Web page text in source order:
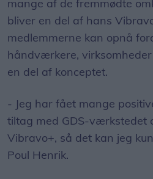
mange af de fremmødte
bliver en del af hans
medlemmerne kan opnå
håndværkere,
en del af konceptet.
- Jeg har fået mange
tiltag med GDS-værkstedet
Vibravo+, så det kan jeg
Poul Henrik.